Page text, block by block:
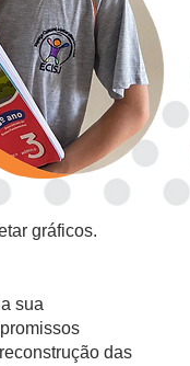
gráficos.
sua
das